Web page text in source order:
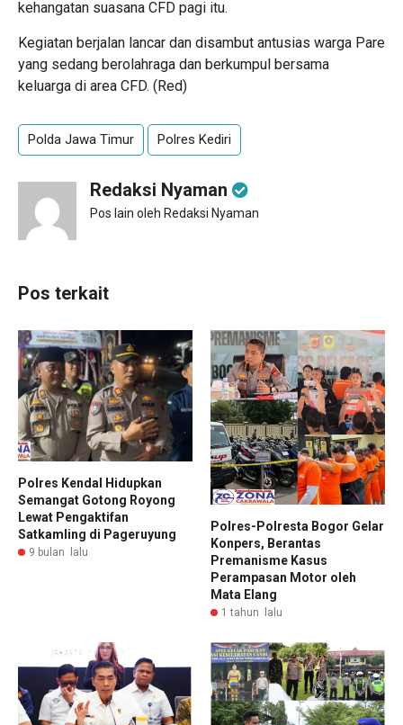
kehangatan suasana CFD pagi itu.
Kegiatan berjalan lancar dan disambut antusias warga Pare
yang sedang berolahraga dan berkumpul bersama
keluarga di area CFD. (Red)
Polda Jawa Timur Polres Kediri
Redaksi Nyaman
Pos lain oleh Redaksi Nyaman
Pos terkait
Polres Kendal Hidupkan
Semangat Gotong Royong
Lewat Pengaktifan
Satkamling di Pageruyung
9 bulan lalu
Polres-Polresta Bogor Gelar
Konpers, Berantas
Premanisme Kasus
Perampasan Motor oleh
Mata Elang
1 tahun lalu